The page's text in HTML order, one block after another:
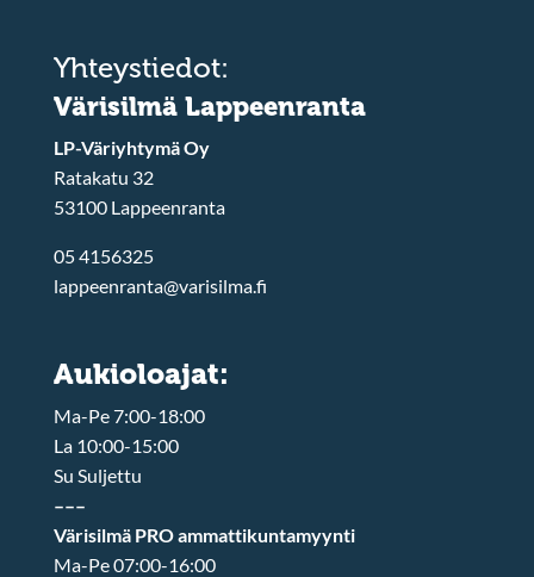
Yhteystiedot:
Värisilmä Lappeenranta
LP-Väriyhtymä Oy
Ratakatu 32
53100 Lappeenranta
05 4156325
lappeenranta@varisilma.fi
Aukioloajat:
Ma-Pe 7:00-18:00
La 10:00-15:00
Su Suljettu
–––
Värisilmä PRO ammattikuntamyynti
Ma-Pe 07:00-16:00